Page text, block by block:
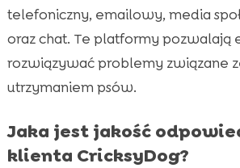
telefoniczny, emailowy, media
oraz chat. Te platformy pozwalają
rozwiązywać problemy związane
utrzymaniem psów.
Jaka jest jakość
klienta CricksyDog?